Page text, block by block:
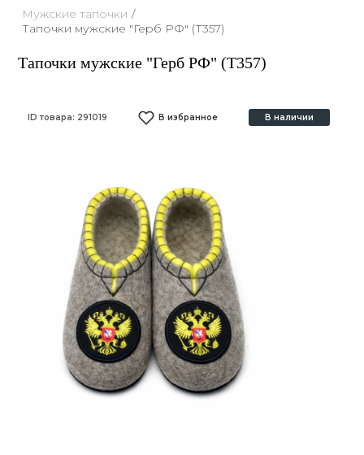
Мужские тапочки /
Тапочки мужские "Герб РФ" (Т357)
Тапочки мужские "Герб РФ" (Т357)
ID товара: 291019 В избранное В наличии